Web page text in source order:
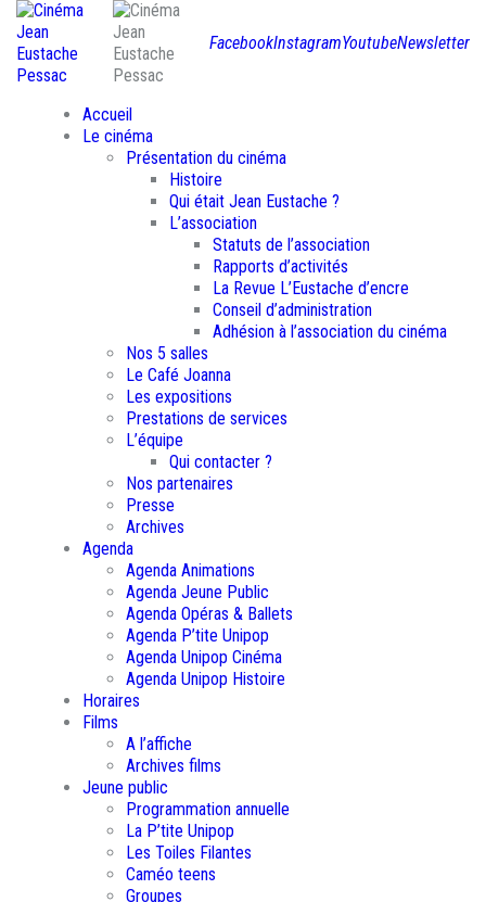
FacebookInstagramYoutubeNewsletter
Accueil
Le cinéma
Présentation du cinéma
Histoire
Qui était Jean Eustache ?
L’association
Statuts de l’association
Rapports d’activités
La Revue L’Eustache d’encre
Conseil d’administration
Adhésion à l’association du cinéma
Nos 5 salles
Le Café Joanna
Les expositions
Prestations de services
L’équipe
Qui contacter ?
Nos partenaires
Presse
Archives
Agenda
Agenda Animations
Agenda Jeune Public
Agenda Opéras & Ballets
Agenda P’tite Unipop
Agenda Unipop Cinéma
Agenda Unipop Histoire
Horaires
Films
A l’affiche
Archives films
Jeune public
Programmation annuelle
La P’tite Unipop
Les Toiles Filantes
Caméo teens
Groupes